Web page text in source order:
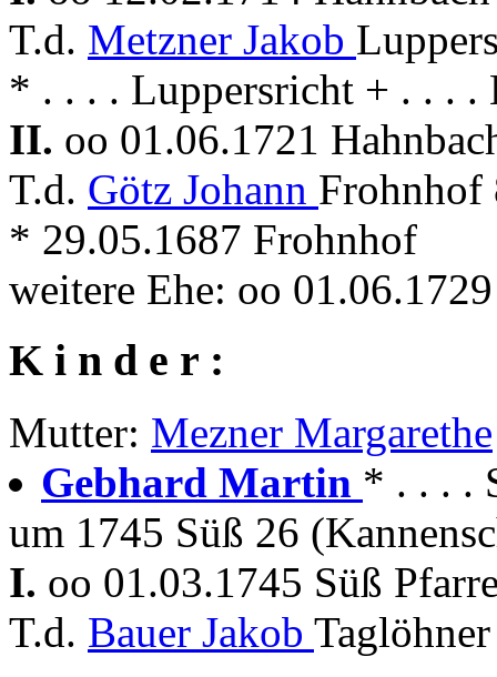
T.d. Metzner Jakob
* . . . . Luppersricht + . . . .
II. oo 01.06.1721
T.d. Götz Johann
* 29.05.1687 Frohnhof
weitere Ehe: oo
K i n d e r :
Mutter: Mezner Margarethe
Gebhard Martin * . . . .
um 1745 Süß 26
I. oo 01.03.1745 Süß
T.d. Bauer Jakob